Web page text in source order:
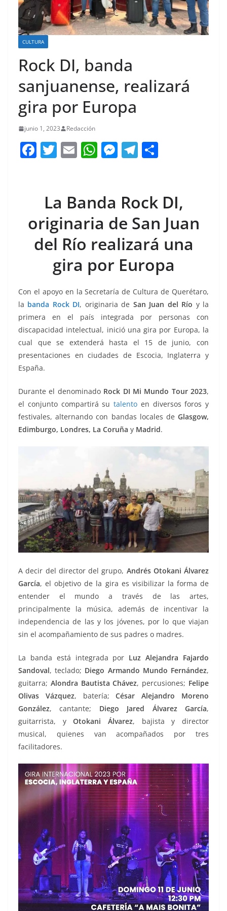
CULTURA
Rock DI, banda
sanjuanense, realizará
gira por Europa
junio 1, 2023 Redacción
F
b
o
o
T
er
E
l
W
s
A
p
p
M
e
n
g
er
T
gr
a
m
p
ar
tir
La Banda Rock DI,
originaria de San Juan
del Río realizará una
gira por Europa
Con el apoyo en la Secretaría de Cultura de Querétaro,
la banda Rock DI, originaria de San Juan del Río y la
primera en el país integrada por personas con
discapacidad intelectual, inició una gira por Europa, la
cual que se extenderá hasta el 15 de junio, con
presentaciones en ciudades de Escocia, Inglaterra y
España.
Durante el denominado Rock DI Mi Mundo Tour 2023,
el conjunto compartirá su talento en diversos foros y
festivales, alternando con bandas locales de Glasgow,
Edimburgo, Londres, La Coruña y Madrid.
A decir del director del grupo, Andrés Otokani Álvarez
García, el objetivo de la gira es visibilizar la forma de
entender el mundo a través de las artes,
principalmente la música, además de incentivar la
independencia de las y los jóvenes, por lo que viajan
sin el acompañamiento de sus padres o madres.
La banda está integrada por Luz Alejandra Fajardo
Sandoval, teclado; Diego Armando Mundo Fernández,
guitarra; Alondra Bautista Chávez, percusiones; Felipe
Olivas Vázquez, batería;César Alejandro Moreno
González, cantante; Diego Jared Álvarez García,
guitarrista, yOtokani Álvarez, bajista y director
musical, quienes van acompañados por tres
facilitadores.